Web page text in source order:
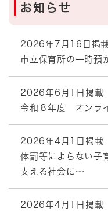
文字サイズ 標準
背景色変更 白 黒
お知らせ
2026年7月16日掲
市立保育所の一時預
2026年6月1日掲載
令和８年度 オンラ
2026年4月1日掲載
体罰等によらない子
支える社会に～
2026年4月1日掲載